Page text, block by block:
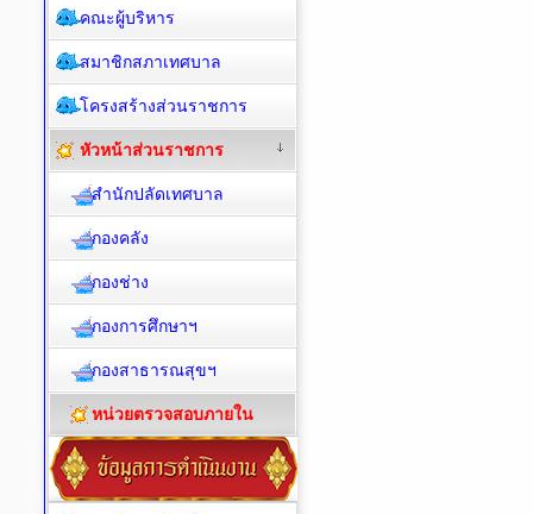
คณะผู้บริหาร
สมาชิกสภาเทศบาล
โครงสร้างส่วนราชการ
หัวหน้าส่วนราชการ
สำนักปลัดเทศบาล
กองคลัง
กองช่าง
กองการศึกษาฯ
กองสาธารณสุขฯ
หน่วยตรวจสอบภายใน